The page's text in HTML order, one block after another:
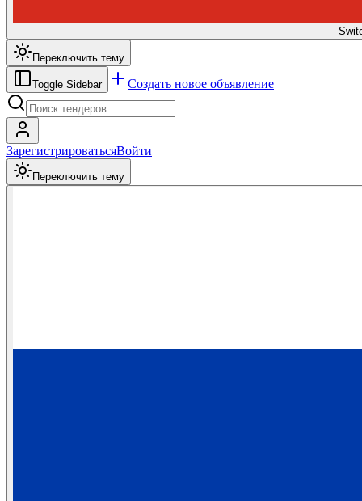
Переключить тему
Toggle Sidebar Создать новое объявление
ЗарегистрироватьсяВойти
Переключить тему